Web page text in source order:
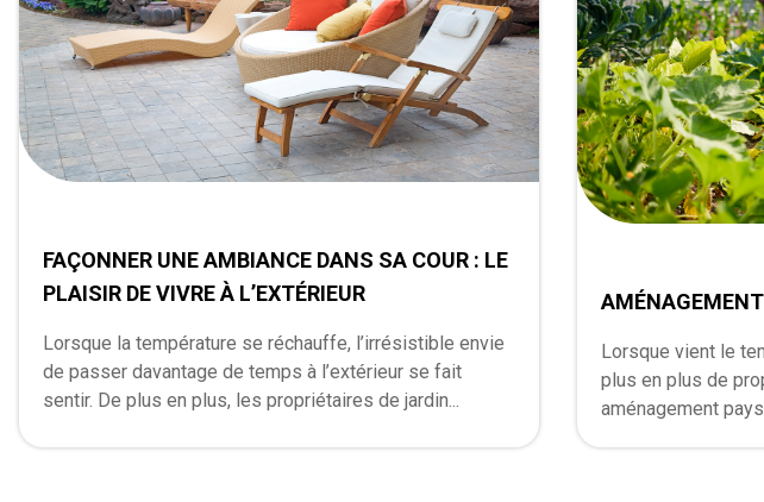
FAÇONNER UNE AMBIANCE DANS SA COUR : LE
PLAISIR DE VIVRE À L’EXTÉRIEUR
Lorsque la température se réchauffe, l’irrésistible envie
de passer davantage de temps à l’extérieur se fait
sentir. De plus en plus, les propriétaires de jardin...
Lorsque vient le
plus en plus de
aménagement